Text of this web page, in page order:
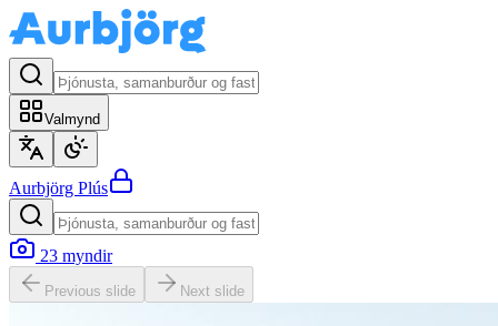
Valmynd
Aurbjörg Plús
23 myndir
Previous slide Next slide